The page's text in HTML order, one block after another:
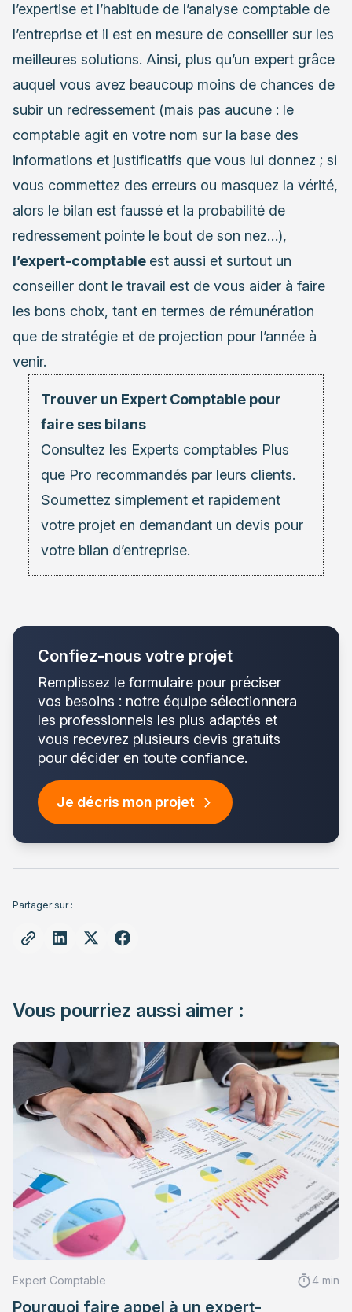
l’expertise et l’habitude de l’analyse comptable de
l’entreprise et il est en mesure de conseiller sur les
meilleures solutions. Ainsi, plus qu’un expert grâce
auquel vous avez beaucoup moins de chances de
subir un redressement (mais pas aucune : le
comptable agit en votre nom sur la base des
informations et justificatifs que vous lui donnez ; si
vous commettez des erreurs ou masquez la vérité,
alors le bilan est faussé et la probabilité de
redressement pointe le bout de son nez…),
l’expert-comptable est aussi et surtout un
conseiller dont le travail est de vous aider à faire
les bons choix, tant en termes de rémunération
que de stratégie et de projection pour l’année à
venir.
Trouver un Expert Comptable pour
faire ses bilans
Consultez les Experts comptables Plus
que Pro recommandés par leurs clients.
Soumettez simplement et rapidement
votre projet en demandant un devis pour
votre bilan d’entreprise.
Confiez-nous votre projet
Remplissez le formulaire pour préciser
vos besoins : notre équipe sélectionnera
les professionnels les plus adaptés et
vous recevrez plusieurs devis gratuits
pour décider en toute confiance.
Je décris mon projet
Partager sur :
Vous pourriez aussi aimer :
Expert Comptable 4 min
Pourquoi faire appel à un expert-